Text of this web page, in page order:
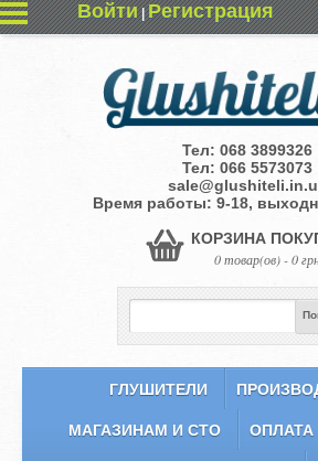
Войти|Регистрация
Тел: 068 3899326
Тел: 066 5573073
Время работы: 9-18,
КОРЗИНА
0 товар(ов) - 0
ГЛУШИТЕЛИ
МАГАЗИНАМ И СТО ОПЛАТА